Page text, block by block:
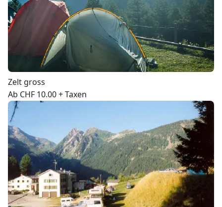
Zelt gross
Ab CHF 10.00 + Taxen